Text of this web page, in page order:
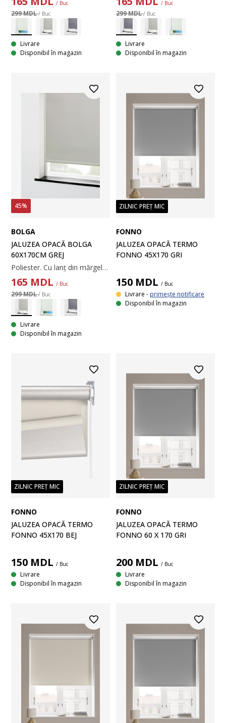
/ Buc
299 MDL/ Buc
Livrare
Disponibil în magazin
/ Buc
299 MDL/ Buc
Livrare
Disponibil în magazin
45%
BOLGA
JALUZEA OPACĂ BOLGA
60X170CM GREJ
Poliester. Cu lanț din mărgele. Lățimea poate fi ajustată. 60x170 cm
165 MDL / Buc
299 MDL/ Buc
Livrare
Disponibil în magazin
ZILNIC PREȚ MIC
FONNO
JALUZEA OPACĂ TERMO
FONNO 45X170 GRI
150 MDL / Buc
Livrare - primește notificare
Disponibil în magazin
ZILNIC PREȚ MIC
FONNO
JALUZEA OPACĂ TERMO
FONNO 45X170 BEJ
150 MDL / Buc
Livrare
Disponibil în magazin
ZILNIC PREȚ MIC
FONNO
JALUZEA OPACĂ TERMO
FONNO 60 X 170 GRI
200 MDL / Buc
Livrare
Disponibil în magazin